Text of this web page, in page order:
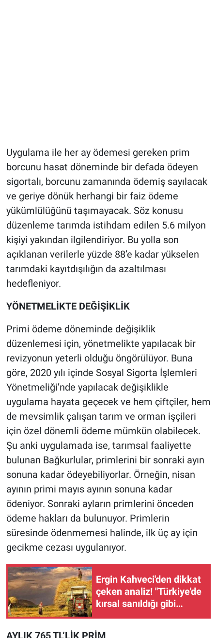
Uygulama ile her ay ödemesi gereken prim
borcunu hasat döneminde bir defada ödeyen
sigortalı, borcunu zamanında ödemiş sayılacak
ve geriye dönük herhangi bir faiz ödeme
yükümlülüğünü taşımayacak. Söz konusu
düzenleme tarımda istihdam edilen 5.6 milyon
kişiyi yakından ilgilendiriyor. Bu yolla son
açıklanan verilerle yüzde 88’e kadar yükselen
tarımdaki kayıtdışılığın da azaltılması
hedefleniyor.
YÖNETMELİKTE DEĞİŞİKLİK
Primi ödeme döneminde değişiklik
düzenlemesi için, yönetmelikte yapılacak bir
revizyonun yeterli olduğu öngörülüyor. Buna
göre, 2020 yılı içinde Sosyal Sigorta İşlemleri
Yönetmeliği’nde yapılacak değişiklikle
uygulama hayata geçecek ve hem çiftçiler, hem
de mevsimlik çalışan tarım ve orman işçileri
için özel dönemli ödeme mümkün olabilecek.
Şu anki uygulamada ise, tarımsal faaliyette
bulunan Bağkurlular, primlerini bir sonraki ayın
sonuna kadar ödeyebiliyorlar. Örneğin, nisan
ayının primi mayıs ayının sonuna kadar
ödeniyor. Sonraki ayların primlerini önceden
ödeme hakları da bulunuyor. Primlerin
süresinde ödenmemesi halinde, ilk üç ay için
gecikme cezası uygulanıyor.
Ergin Kahveci'den dikkat
çeken analiz! "Türkiye'de
kırsal sanıldığı gibi
boşalmadı"